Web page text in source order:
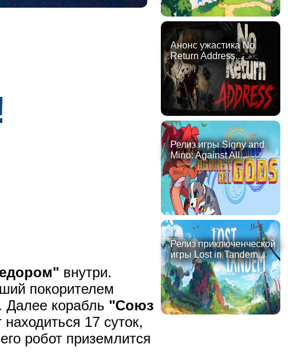
внутри.
покорителем
Далее корабль "Союз
17 суток,
робот приземлится
Анонс ужастика No
Return Address...
Релиз игры Signy and
Mino: Against All...
Релиз приключенческой
игры Lost in Tandem...